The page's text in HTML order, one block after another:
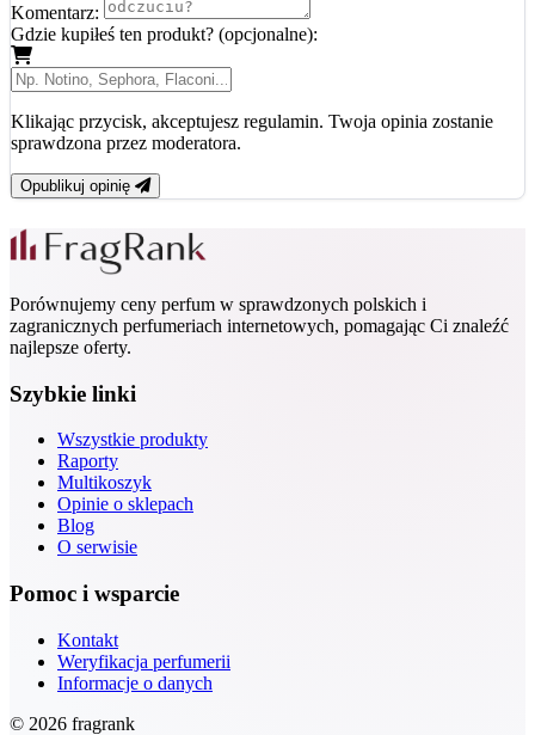
Komentarz:
Gdzie kupiłeś ten produkt? (opcjonalne):
Klikając przycisk, akceptujesz regulamin. Twoja opinia zostanie
sprawdzona przez moderatora.
Opublikuj opinię
Porównujemy ceny perfum w sprawdzonych polskich i
zagranicznych perfumeriach internetowych, pomagając Ci znaleźć
najlepsze oferty.
Szybkie linki
Wszystkie produkty
Raporty
Multikoszyk
Opinie o sklepach
Blog
O serwisie
Pomoc i wsparcie
Kontakt
Weryfikacja perfumerii
Informacje o danych
© 2026 fragrank